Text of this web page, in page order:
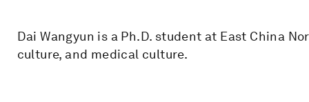
Dai Wangyun is a Ph.D. student at East China
culture, and medical culture.